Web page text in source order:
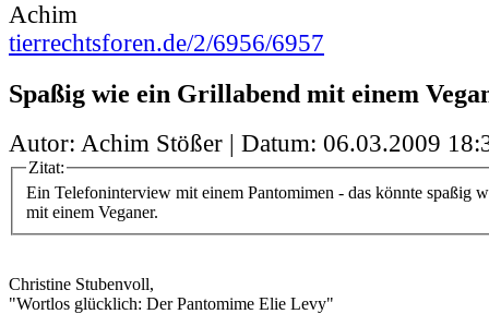
Achim
tierrechtsforen.de/2/6956/6957
Spaßig wie ein Grillabend mit einem
Autor: Achim Stößer | Datum: 06.03.2009
Zitat:
Ein Telefoninterview mit einem Pantomimen - das könnte spaßig
mit einem Veganer.
Christine Stubenvoll,
"Wortlos glücklich: Der Pantomime Elie Levy"